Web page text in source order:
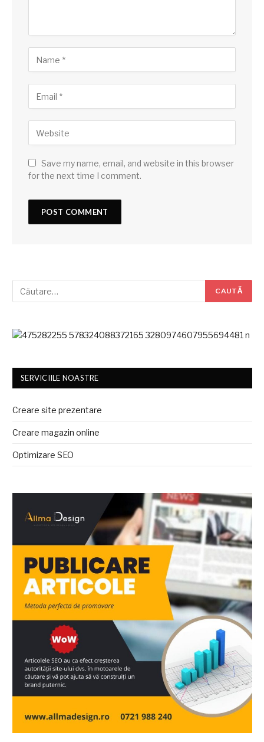
Save my name, email, and website in this browser
for the next time I comment.
SERVICIILE NOASTRE
Creare site prezentare
Creare magazin online
Optimizare SEO